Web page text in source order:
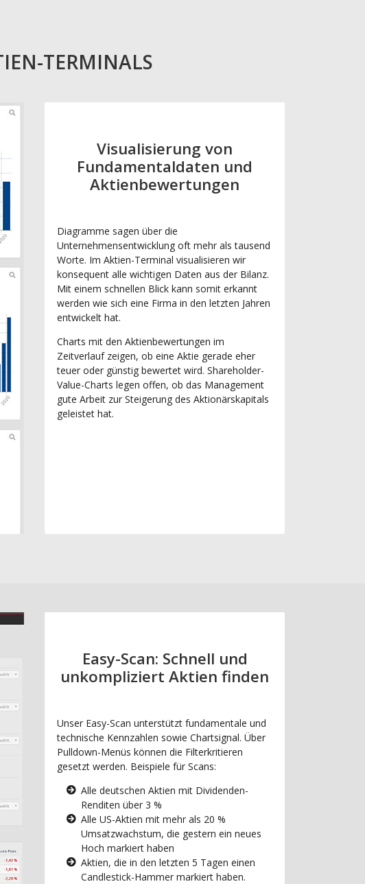
TERMINALS
Visualisierung von
Fundamentaldaten und
Aktienbewertungen
Diagramme sagen über die
Unternehmensentwicklung oft mehr als tausend
Worte. Im Aktien-Terminal visualisieren wir
konsequent alle wichtigen Daten aus der Bilanz.
Mit einem schnellen Blick kann somit erkannt
werden wie sich eine Firma in den letzten Jahren
entwickelt hat.
Charts mit den Aktienbewertungen im
Zeitverlauf zeigen, ob eine Aktie gerade eher
teuer oder günstig bewertet wird. Shareholder-
Value-Charts legen offen, ob das Management
gute Arbeit zur Steigerung des Aktionärskapitals
geleistet hat.
Easy-Scan: Schnell und
unkompliziert Aktien finden
Unser Easy-Scan unterstützt fundamentale und
technische Kennzahlen sowie Chartsignal. Über
Pulldown-Menüs können die Filterkritieren
gesetzt werden. Beispiele für Scans:
Alle deutschen Aktien mit Dividenden-
Renditen über 3 %
Alle US-Aktien mit mehr als 20 %
Umsatzwachstum, die gestern ein neues
Hoch markiert haben
Aktien, die in den letzten 5 Tagen einen
Candlestick-Hammer markiert haben.